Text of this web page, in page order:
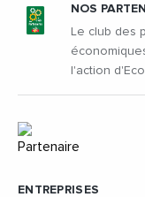
ENTREPRISES
NOS
Le club des
l'action